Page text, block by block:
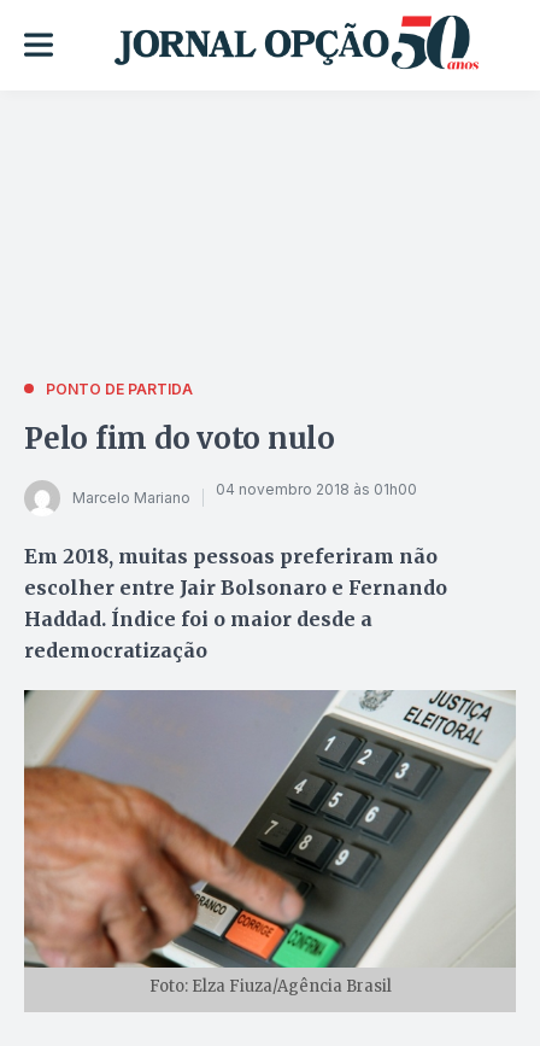
PONTO DE PARTIDA
Pelo fim do voto nulo
Marcelo Mariano 04 novembro 2018 às 01h00
Em 2018, muitas pessoas preferiram não
escolher entre Jair Bolsonaro e Fernando
Haddad. Índice foi o maior desde a
redemocratização
Foto: Elza Fiuza/Agência Brasil